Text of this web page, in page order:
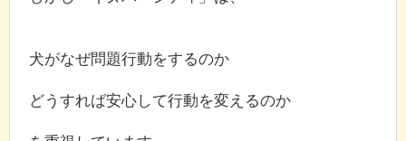
犬がなぜ問題行動をするのか
どうすれば安心して行動を変えるのか